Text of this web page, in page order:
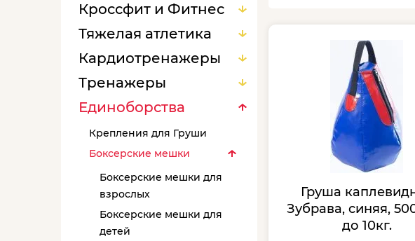
Кроссфит и Фитнес
Тяжелая атлетика
Кардиотренажеры
Тренажеры
Единоборства
Крепления для Груши
Боксерские мешки
Боксерские мешки для
взрослых
Боксерские мешки для
детей
Груша
Зубрава, синяя,
до 10кг.